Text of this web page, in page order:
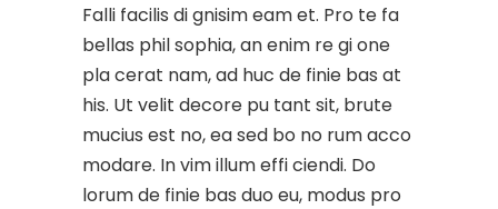
Falli facilis di gnisim eam et. Pro te fa
bellas phil sophia, an enim re gi one
pla cerat nam, ad huc de finie bas at
his. Ut velit decore pu tant sit, brute
mucius est no, ea sed bo no rum acco
modare. In vim illum effi ciendi. Do
lorum de finie bas duo eu, modus pro